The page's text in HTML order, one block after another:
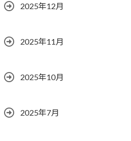
2025年12月
2025年11月
2025年10月
2025年7月